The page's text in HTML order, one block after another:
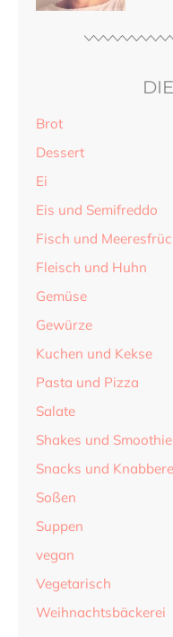
Brot
Dessert
Ei
Eis und Semifreddo
Fisch und
Fleisch und Huhn
Gemüse
Gewürze
Kuchen und Kekse
Pasta und Pizza
Salate
Shakes und
Snacks und
Soßen
Suppen
vegan
Vegetarisch
Weihnachtsbäckerei